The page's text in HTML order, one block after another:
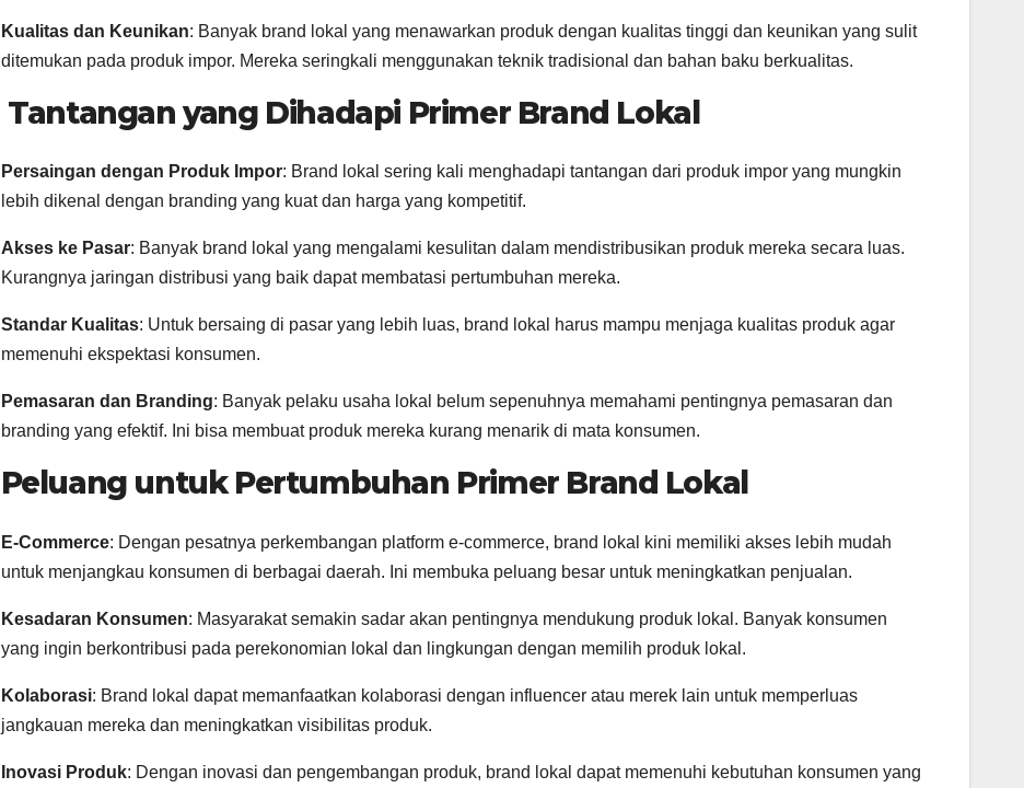
Kualitas dan Keunikan: Banyak brand lokal yang menawarkan produk dengan kualitas tinggi dan keunikan yang sulit
ditemukan pada produk impor. Mereka seringkali menggunakan teknik tradisional dan bahan baku berkualitas.
Tantangan yang Dihadapi Primer Brand Lokal
Persaingan dengan Produk Impor: Brand lokal sering kali menghadapi tantangan dari produk impor yang mungkin
lebih dikenal dengan branding yang kuat dan harga yang kompetitif.
Akses ke Pasar: Banyak brand lokal yang mengalami kesulitan dalam mendistribusikan produk mereka secara luas.
Kurangnya jaringan distribusi yang baik dapat membatasi pertumbuhan mereka.
Standar Kualitas: Untuk bersaing di pasar yang lebih luas, brand lokal harus mampu menjaga kualitas produk agar
memenuhi ekspektasi konsumen.
Pemasaran dan Branding: Banyak pelaku usaha lokal belum sepenuhnya memahami pentingnya pemasaran dan
branding yang efektif. Ini bisa membuat produk mereka kurang menarik di mata konsumen.
Peluang untuk Pertumbuhan Primer Brand Lokal
E-Commerce: Dengan pesatnya perkembangan platform e-commerce, brand lokal kini memiliki akses lebih mudah
untuk menjangkau konsumen di berbagai daerah. Ini membuka peluang besar untuk meningkatkan penjualan.
Kesadaran Konsumen: Masyarakat semakin sadar akan pentingnya mendukung produk lokal. Banyak konsumen
yang ingin berkontribusi pada perekonomian lokal dan lingkungan dengan memilih produk lokal.
Kolaborasi: Brand lokal dapat memanfaatkan kolaborasi dengan influencer atau merek lain untuk memperluas
jangkauan mereka dan meningkatkan visibilitas produk.
Inovasi Produk: Dengan inovasi dan pengembangan produk, brand lokal dapat memenuhi kebutuhan konsumen yang